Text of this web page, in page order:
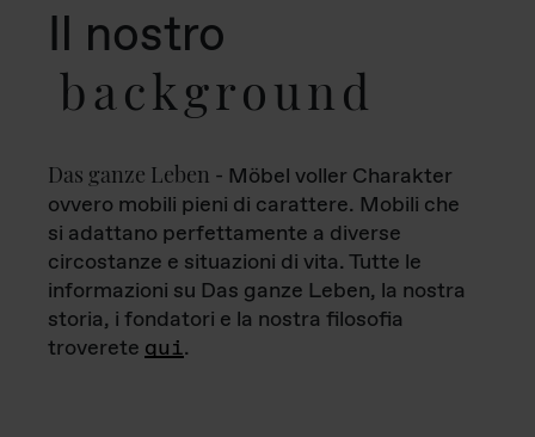
Il nostro
background
Das ganze Leben - Möbel voller Charakter
ovvero mobili pieni di carattere. Mobili che
si adattano perfettamente a diverse
circostanze e situazioni di vita. Tutte le
informazioni su Das ganze Leben, la nostra
storia, i fondatori e la nostra filosofia
troverete qui.